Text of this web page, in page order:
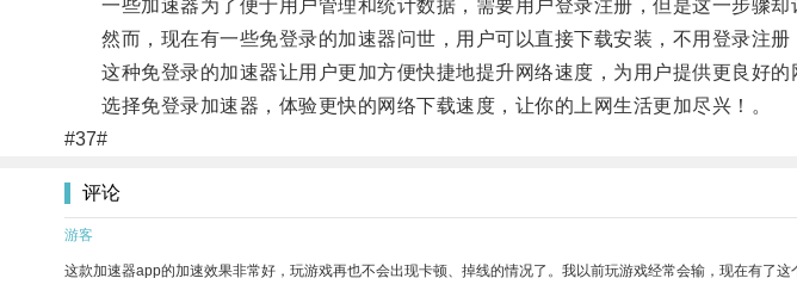
一些加速器为了便于用户管理和统计数据，需要用户登录注册，但是这一步骤却
然而，现在有一些免登录的加速器问世，用户可以直接下载安装，不用登录注册
这种免登录的加速器让用户更加方便快捷地提升网络速度，为用户提供更良好的
选择免登录加速器，体验更快的网络下载速度，让你的上网生活更加尽兴！。
#37#
评论
游客
这款加速器app的加速效果非常好，玩游戏再也不会出现卡顿、掉线的情况了。我以前玩游戏经常会输，现在有了这